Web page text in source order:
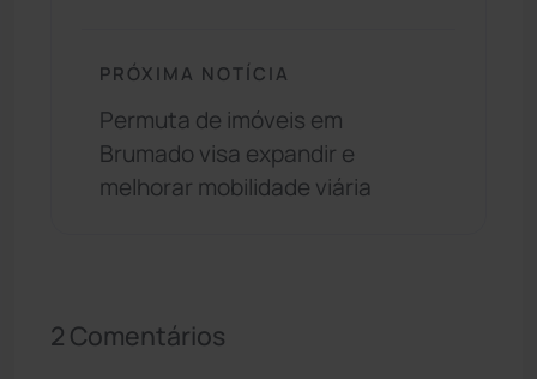
PRÓXIMA NOTÍCIA
Permuta de imóveis em
Brumado visa expandir e
melhorar mobilidade viária
2 Comentários